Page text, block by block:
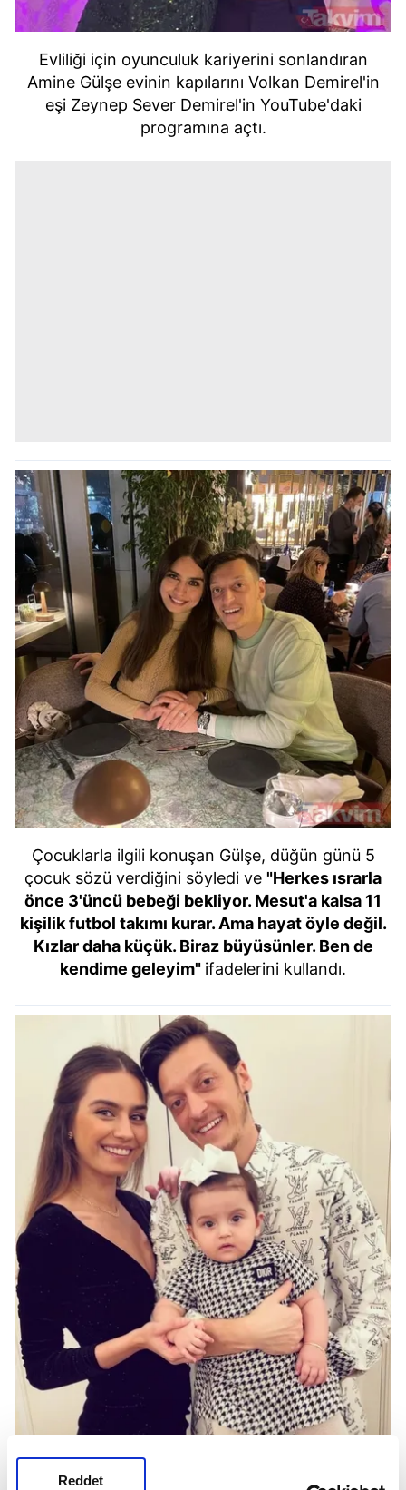
Reddet
Evliliği için oyunculuk kariyerini sonlandıran
Amine Gülşe evinin kapılarını Volkan Demirel'in
eşi Zeynep Sever Demirel'in YouTube'daki
programına açtı.
Çocuklarla ilgili konuşan Gülşe, düğün günü 5
çocuk sözü verdiğini söyledi ve "Herkes ısrarla
önce 3'üncü bebeği bekliyor. Mesut'a kalsa 11
kişilik futbol takımı kurar. Ama hayat öyle değil.
Kızlar daha küçük. Biraz büyüsünler. Ben de
kendime geleyim" ifadelerini kullandı.